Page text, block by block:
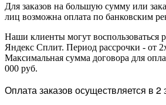
Для заказов на большую сумму или
лиц возможна оплата по банковским
Наши клиенты могут воспользоваться
Яндекс Сплит. Период рассрочки - от
Максимальная сумма договора для
000 руб.
Оплата заказов осуществляется в 2